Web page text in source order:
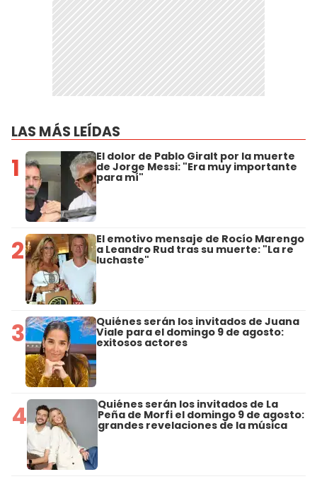
LAS MÁS LEÍDAS
1 El dolor de Pablo Giralt por la muerte
de Jorge Messi: "Era muy importante
para mí"
2 El emotivo mensaje de Rocío Marengo
a Leandro Rud tras su muerte: "La re
luchaste"
3 Quiénes serán los invitados de Juana
Viale para el domingo 9 de agosto:
exitosos actores
4 Quiénes serán los invitados de La
Peña de Morfi el domingo 9 de agosto:
grandes revelaciones de la música